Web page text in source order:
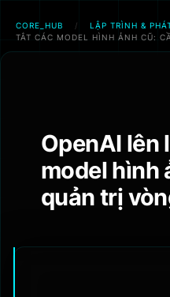
CORE_HUB / LẬP TRÌNH &
TẮT CÁC MODEL HÌNH ẢNH CŨ:
Chuyển
OpenAI lên
model hình
quản trị